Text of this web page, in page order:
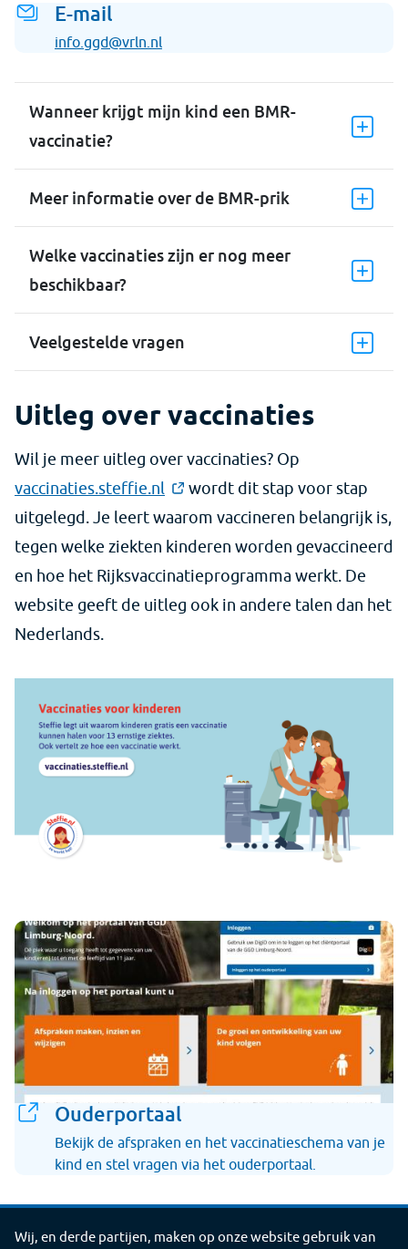
Wij, en derde partijen, maken op onze website gebruik van
E-mail
info.ggd@vrln.nl
Wanneer krijgt mijn kind een BMR-
vaccinatie?
Meer informatie over de BMR-prik
Welke vaccinaties zijn er nog meer
beschikbaar?
Veelgestelde vragen
Uitleg over vaccinaties
Wil je meer uitleg over vaccinaties? Op
vaccinaties.steffie.nl
wordt dit stap voor stap
uitgelegd. Je leert waarom vaccineren belangrijk is,
tegen welke ziekten kinderen worden gevaccineerd
en hoe het Rijksvaccinatieprogramma werkt. De
website geeft de uitleg ook in andere talen dan het
Nederlands.
Ouderportaal
Bekijk de afspraken en het vaccinatieschema van je
kind en stel vragen via het ouderportaal.
Deel deze pagina DeelDeelDeelDeelDeel